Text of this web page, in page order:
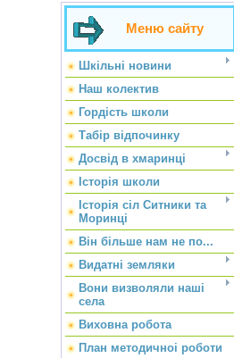
Меню сайту
Шкільні новини
Наш колектив
Гордість школи
Табір відпочинку
Досвід в хмаринці
Історія школи
Історія сіл Ситники та
Моринці
Він більше нам не по...
Видатні земляки
Вони визволяли наші
села
Виховна робота
План методичноі роботи